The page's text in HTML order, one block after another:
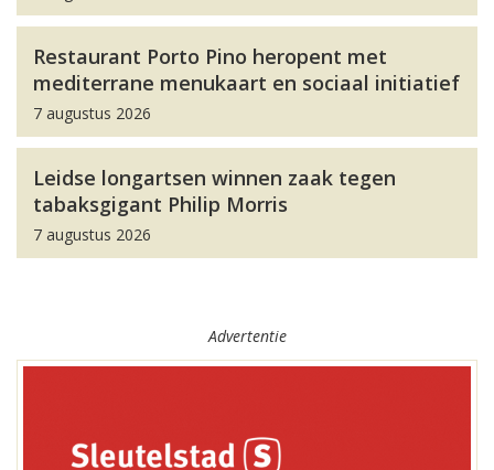
Restaurant Porto Pino heropent met
mediterrane menukaart en sociaal initiatief
7 augustus 2026
Leidse longartsen winnen zaak tegen
tabaksgigant Philip Morris
7 augustus 2026
Advertentie